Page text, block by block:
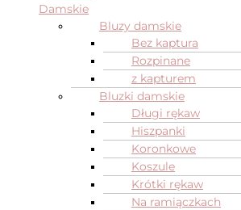
Damskie
Bluzy damskie
Bez kaptura
Rozpinane
z kapturem
Bluzki damskie
Długi rękaw
Hiszpanki
Koronkowe
Koszule
Krótki rękaw
Na ramiączkach